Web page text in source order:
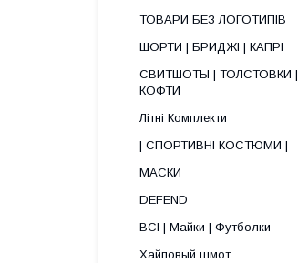
ТОВАРИ БЕЗ ЛОГОТИПІВ
ШОРТИ | БРИДЖІ | КАПРІ
СВИТШОТЫ | ТОЛСТОВКИ |
КОФТИ
Літні Комплекти
| СПОРТИВНІ КОСТЮМИ |
МАСКИ
DEFEND
ВСІ | Майки | Футболки
Хайповый шмот